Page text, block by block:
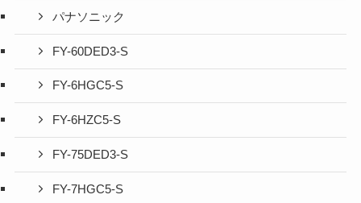
パナソニック
FY-60DED3-S
FY-6HGC5-S
FY-6HZC5-S
FY-75DED3-S
FY-7HGC5-S